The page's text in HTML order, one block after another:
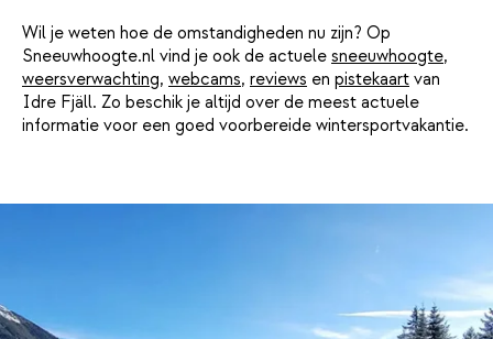
Wil je weten hoe de omstandigheden nu zijn? Op
Sneeuwhoogte.nl vind je ook de actuele sneeuwhoogte,
weersverwachting, webcams, reviews en pistekaart van
Idre Fjäll. Zo beschik je altijd over de meest actuele
informatie voor een goed voorbereide wintersportvakantie.